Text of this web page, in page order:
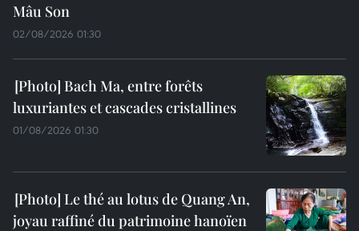
Mâu Son
02/08/2026 01:30
Bach Ma, entre forêts
luxuriantes et cascades cristallines
01/08/2026 01:30
Le thé au lotus de Quang An,
joyau raffiné du patrimoine hanoïen